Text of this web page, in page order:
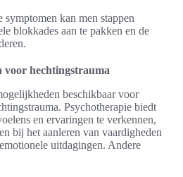
kan men stappen
blokkades aan te pakken en de
voor hechtingstrauma
beschikbaar voor
Psychotherapie biedt
en ervaringen te verkennen,
bij het aanleren van vaardigheden
uitdagingen. Andere